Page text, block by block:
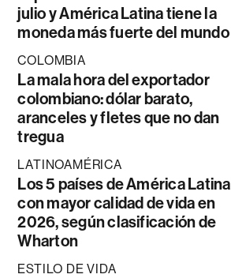
julio y América Latina tiene la
moneda más fuerte del mundo
COLOMBIA
La mala hora del exportador
colombiano: dólar barato,
aranceles y fletes que no dan
tregua
LATINOAMÉRICA
Los 5 países de América Latina
con mayor calidad de vida en
2026, según clasificación de
Wharton
ESTILO DE VIDA